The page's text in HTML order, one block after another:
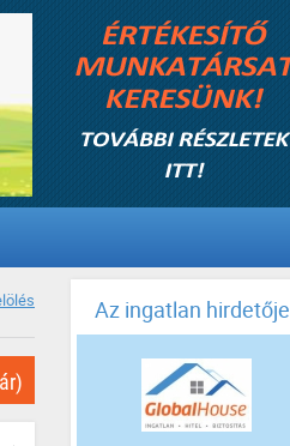
Az ingatlan hirdetője